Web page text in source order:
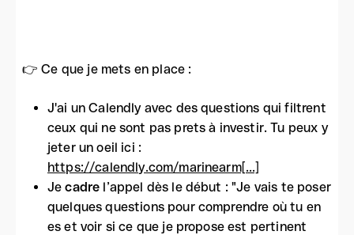
👉 Ce que je mets en place :
J'ai un Calendly avec des questions qui filtrent
ceux qui ne sont pas prets à investir. Tu peux y
jeter un oeil ici :
https://calendly.com/marinearm[...]
Jecadre l’appel dès le début : "Je vais te poser
quelques questions pour comprendre où tu en
es et voir si ce que je propose est pertinent